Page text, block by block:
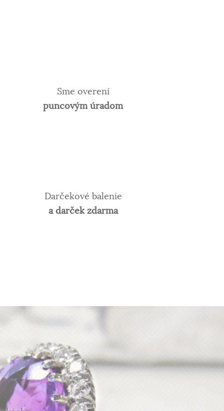
Sme overení
puncovým úradom
Darčekové balenie
a darček zdarma